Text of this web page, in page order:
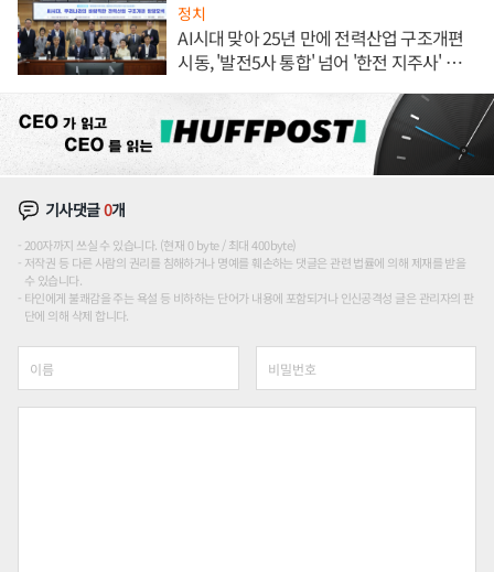
정치
AI시대 맞아 25년 만에 전력산업 구조개편
시동, '발전5사 통합' 넘어 '한전 지주사' 재편
기사댓글0개
200자까지 쓰실 수 있습니다. (현재 0 byte / 최대 400byte)
저작권 등 다른 사람의 권리를 침해하거나 명예를 훼손하는 댓글은 관련 법률에 의해 제재를 받을
수 있습니다.
타인에게 불쾌감을 주는 욕설 등 비하하는 단어가 내용에 포함되거나 인신공격성 글은 관리자의 판
단에 의해 삭제 합니다.